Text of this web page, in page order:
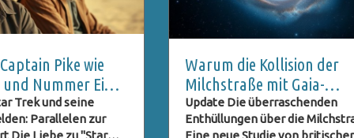
Pike wie
Nummer Eins
bleibt
Trek und seine
Parallelen zur
Warum die Kollision der
Milchstraße mit Gaia-
Enceladus ihre Form
veränderte
Update Die überraschenden
Enthüllungen über die